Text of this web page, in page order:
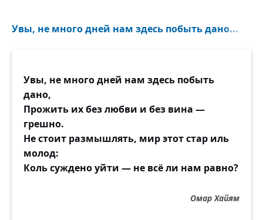
Увы, не много дней нам здесь побыть дано...
Увы, не много дней нам здесь побыть
дано,
Прожить их без любви и без вина —
грешно.
Не стоит размышлять, мир этот стар иль
молод:
Коль суждено уйти — не всё ли нам равно?
Омар Хайям